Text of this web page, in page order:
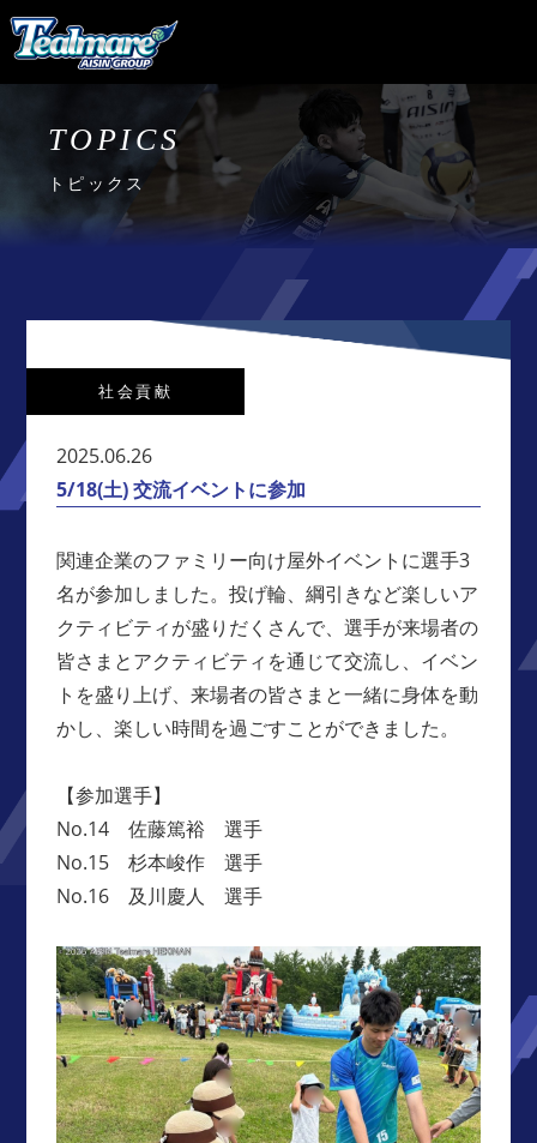
TOPICS
トピックス
社会貢献
2025.06.26
5/18(土) 交流イベントに参加
関連企業のファミリー向け屋外イベントに選手3
名が参加しました。投げ輪、綱引きなど楽しいア
クティビティが盛りだくさんで、選手が来場者の
皆さまとアクティビティを通じて交流し、イベン
トを盛り上げ、来場者の皆さまと一緒に身体を動
かし、楽しい時間を過ごすことができました。
【参加選手】
No.14 佐藤篤裕 選手
No.15 杉本峻作 選手
No.16 及川慶人 選手